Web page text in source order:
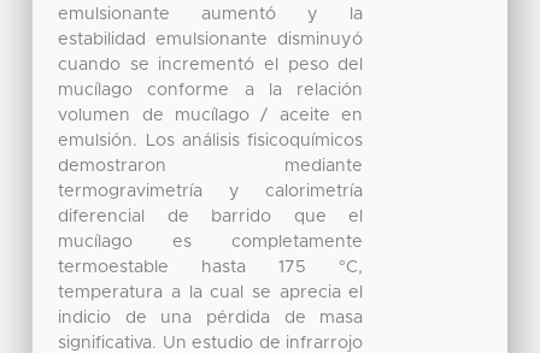
emulsionante aumentó y la
estabilidad emulsionante disminuyó
cuando se incrementó el peso del
mucílago conforme a la relación
volumen de mucílago / aceite en
emulsión. Los análisis fisicoquímicos
demostraron mediante
termogravimetría y calorimetría
diferencial de barrido que el
mucílago es completamente
termoestable hasta 175 °C,
temperatura a la cual se aprecia el
indicio de una pérdida de masa
significativa. Un estudio de infrarrojo